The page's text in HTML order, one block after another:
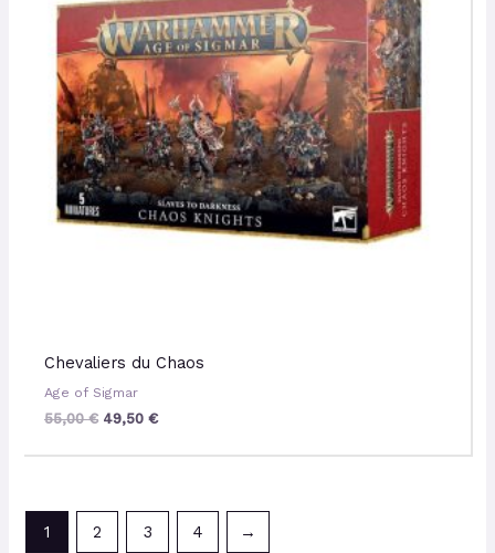
Chevaliers du Chaos
Age of Sigmar
55,00€ 49,50 €
1 2 3 4 →